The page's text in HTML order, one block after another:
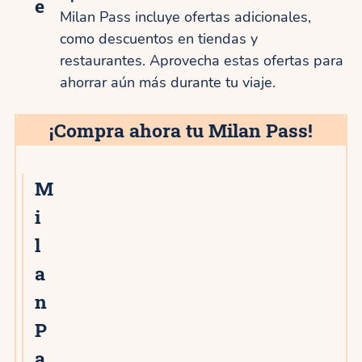
e
Milan Pass incluye ofertas adicionales,
como descuentos en tiendas y
restaurantes. Aprovecha estas ofertas para
ahorrar aún más durante tu viaje.
¡Compra ahora tu Milan Pass!
M
i
l
a
n
P